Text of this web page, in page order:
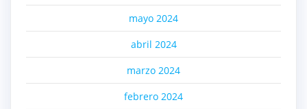
mayo 2024
abril 2024
marzo 2024
febrero 2024